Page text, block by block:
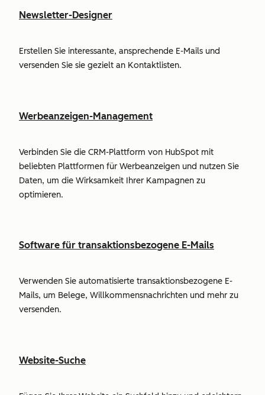
Newsletter-Designer
Erstellen Sie interessante, ansprechende E-Mails und
versenden Sie sie gezielt an Kontaktlisten.
Werbeanzeigen-Management
Verbinden Sie die CRM-Plattform von HubSpot mit
beliebten Plattformen für Werbeanzeigen und nutzen Sie
Daten, um die Wirksamkeit Ihrer Kampagnen zu
optimieren.
Software für transaktionsbezogene E-Mails
Verwenden Sie automatisierte transaktionsbezogene E-
Mails, um Belege, Willkommensnachrichten und mehr zu
versenden.
Website-Suche